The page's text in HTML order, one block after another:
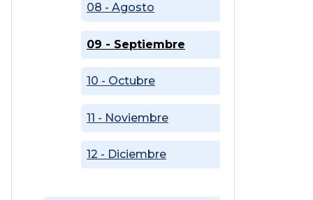
08 - Agosto
09 - Septiembre
10 - Octubre
11 - Noviembre
12 - Diciembre